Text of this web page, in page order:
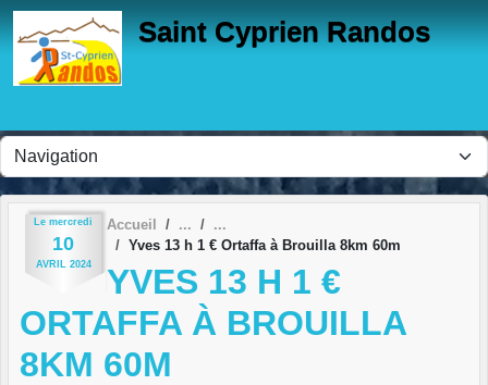
Saint Cyprien Randos
Le mercredi
10
AVRIL 2024
Accueil
Yves 13 h 1 € Ortaffa à Brouilla 8km 60m
YVES 13 H 1 €
ORTAFFA À BROUILLA
8KM 60M
Panneau de gestion des cookies